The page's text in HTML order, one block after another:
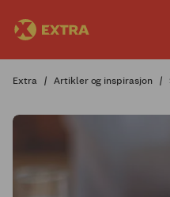
Extra Artikler og inspirasjon